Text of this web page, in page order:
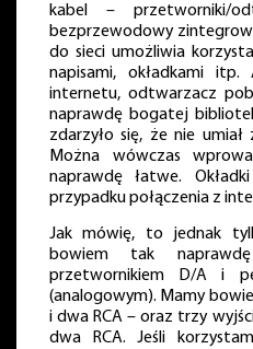
kabel – przetworniki/
bezprzewodowy
do sieci umożliwia
napisami, okładkami
internetu, odtwarzacz
naprawdę bogatej
zdarzyło się, że nie
Można wówczas
naprawdę łatwe.
przypadku połączenia z
Jak mówię, to jednak
bowiem tak
przetwornikiem D/A i
(analogowym). Mamy
i dwa RCA – oraz trzy
dwa RCA. Jeśli